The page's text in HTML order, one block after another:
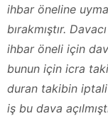
ihbar öneline
bırakmıştır.
ihbar öneli için
bunun için icra
duran takibin
iş bu dava